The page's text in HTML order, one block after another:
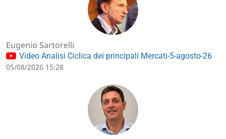
Eugenio Sartorelli
Video Analisi Ciclica dei principali Mercati-5-agosto-26
05/08/2026 15:28